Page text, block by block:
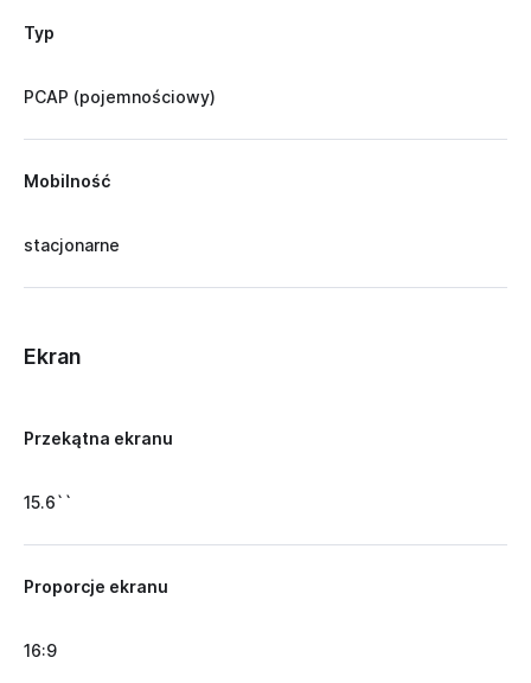
Typ
PCAP (pojemnościowy)
Mobilność
stacjonarne
Ekran
Przekątna ekranu
15.6``
Proporcje ekranu
16:9